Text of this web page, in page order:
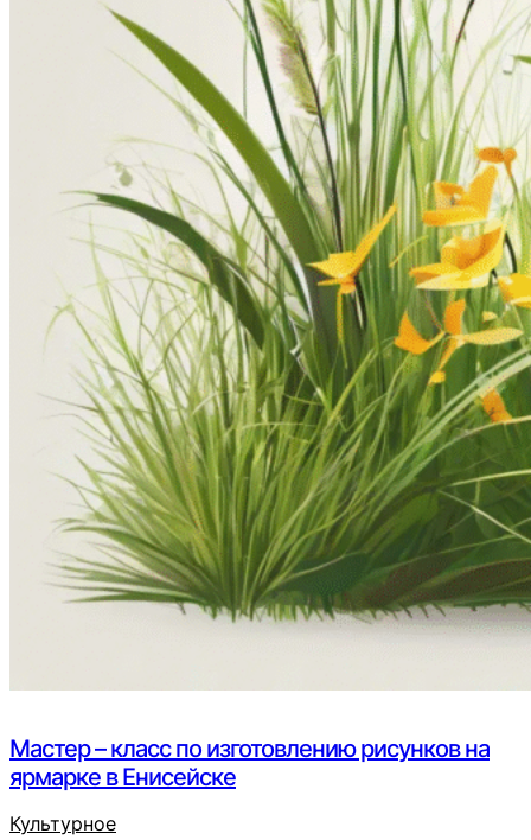
Мастер – класс по изготовлению рисунков на
ярмарке в Енисейске
Культурное